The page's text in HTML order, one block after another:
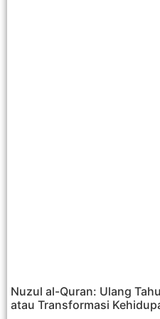
Nuzul al-Quran: Ulang
atau Transformasi